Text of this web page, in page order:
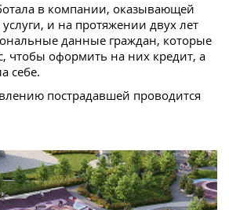
в компании, оказывающей
и на протяжении двух лет
данные граждан, которые
чтобы оформить на них кредит, а
себе.
пострадавшей проводится